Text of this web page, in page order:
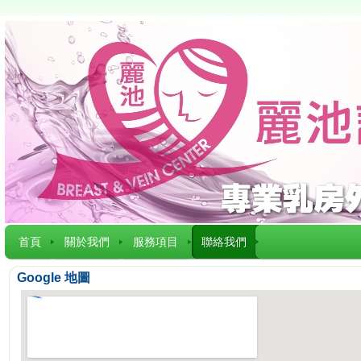
首頁 關於我們 服務項目 聯絡我們
Google 地圖